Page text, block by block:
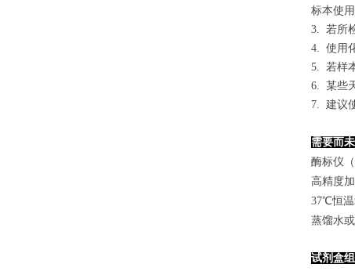
标本使
3. 若所
4. 使用
5. 若样
6. 某些
7. 建议
需要而
酶标仪（
高精度
37℃恒温
蒸馏水
试剂盒